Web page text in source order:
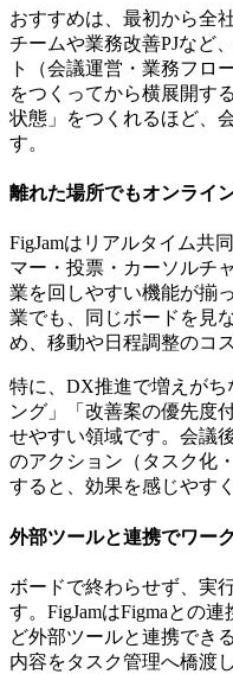
おすすめは、最初から全
チームや業務改善PJなど
ト（会議運営・業務フロ
をつくってから横展開す
状態」をつくれるほど、
す。
離れた場所でもオンライ
FigJamはリアルタイム共
マー・投票・カーソルチ
業を回しやすい機能が揃
業でも、同じボードを見
め、移動や日程調整のコ
特に、DX推進で増えがち
ング」「改善案の優先度
せやすい領域です。会議
のアクション（タスク化
すると、効果を感じやす
外部ツールと連携でワー
ボードで終わらせず、実
す。FigJamはFigmaとの連
ど外部ツールと連携でき
内容をタスク管理へ橋渡